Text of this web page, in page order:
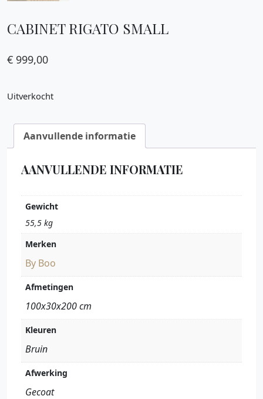
CABINET RIGATO SMALL
€ 999,00
Uitverkocht
Aanvullende informatie
AANVULLENDE INFORMATIE
Gewicht
55,5 kg
Merken
By Boo
Afmetingen
100x30x200 cm
Kleuren
Bruin
Afwerking
Gecoat